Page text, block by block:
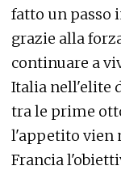
fatto un passo
grazie alla
continuare a
Italia nell'elite
tra le prime
l'appetito vien
Francia